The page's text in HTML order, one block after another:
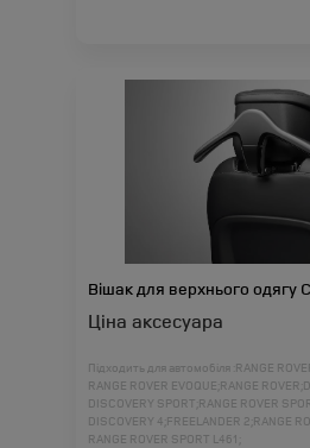
Вішак для верхнього одягу
Ціна аксесуара
Підходить для автомобіля : RANGE
RANGE ROVER EVOQUE; RANGE ROVER;
DISCOVERY SPORT; RANGE ROVER
DISCOVERY 4; FREELANDER 2; RANGE
RANGE ROVER SPORT L461;